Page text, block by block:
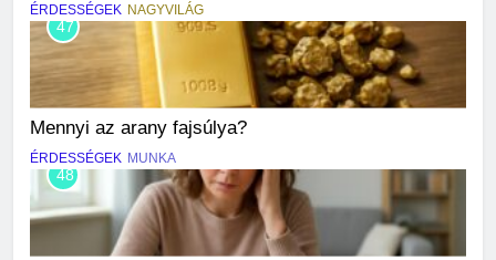
ÉRDESSÉGEK NAGYVILÁG
47
Mennyi az arany fajsúlya?
ÉRDESSÉGEK MUNKA
48